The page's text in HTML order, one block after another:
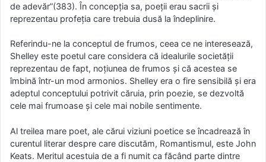
de adevăr”(383). În concepţia sa, poeţii erau sacrii şi
reprezentau profeţia care trebuia dusă la îndeplinire.
Referindu-ne la conceptul de frumos, ceea ce ne interesează,
Shelley este poetul care considera că idealurile societăţii
reprezentau de fapt, noţiunea de frumos şi că acestea se
îmbină într-un mod armonios. Shelley era o fire sensibilă şi era
adeptul conceptului potrivit căruia, prin poezie, se dezvoltă
cele mai frumoase şi cele mai nobile sentimente.
Al treilea mare poet, ale cărui viziuni poetice se încadrează în
curentul literar despre care discutăm, Romantismul, este John
Keats. Meritul acestuia de a fi numit ca făcând parte dintre